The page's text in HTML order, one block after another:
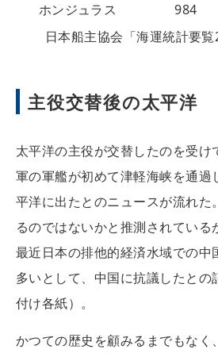
ホンジュラス
984
日本船主協会「海運統計要
主役交替後の太平洋
太平洋の主役が交替したのを受
軍の軍艦が初めて津軽海峡を通過
平洋に出たとのニュースが流れた
るのではないかと推測されている
最近日本の排他的経済水域での中
多いとして、中国に抗議したとの
付け各紙）。
かつての歴史を顧みるまでもなく